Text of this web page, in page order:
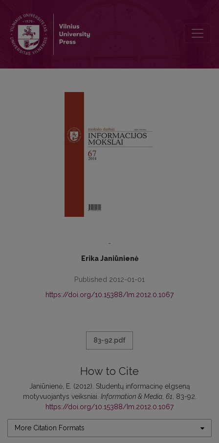
-
Erika Janiūnienė
Published 2012-01-01
https://doi.org/10.15388/Im.2012.0.1067
83-92.pdf
How to Cite
Janiūnienė, E. (2012). Studentų informacinę elgseną
motyvuojantys veiksniai. Information & Media, 61 , 83-92.
https://doi.org/10.15388/Im.2012.0.1067
More Citation Formats